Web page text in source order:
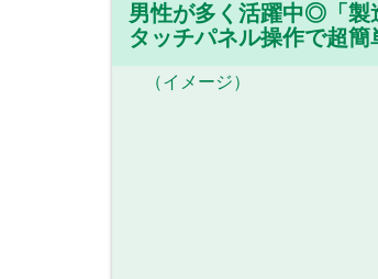
男性が多く活躍中◎「
タッチパネル操作で超
（イメージ）